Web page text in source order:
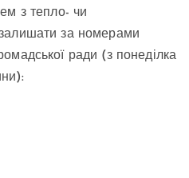
з тепло- чи
за номерами
ради (з понеділка